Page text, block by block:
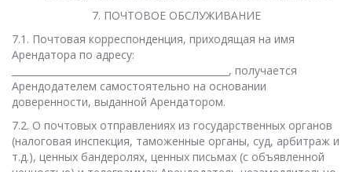
7. ПОЧТОВОЕ ОБСЛУЖИВАНИЕ
7.1. Почтовая корреспонденция, приходящая на имя
Арендатора по адресу:
______________________________________________, получается
Арендодателем самостоятельно на основании
доверенности, выданной Арендатором.
7.2. О почтовых отправлениях из государственных органов
(налоговая инспекция, таможенные органы, суд, арбитраж и
т.д.), ценных бандеролях, ценных письмах (с объявленной